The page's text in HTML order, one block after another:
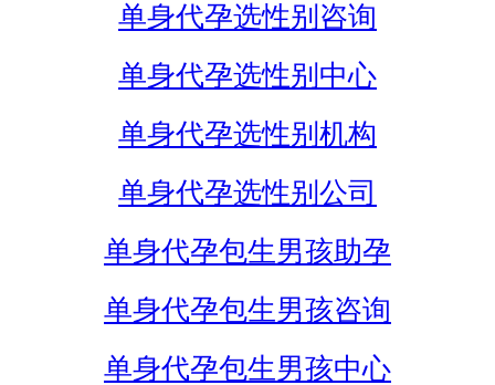
单身代孕选性别咨询
单身代孕选性别中心
单身代孕选性别机构
单身代孕选性别公司
单身代孕包生男孩助孕
单身代孕包生男孩咨询
单身代孕包生男孩中心